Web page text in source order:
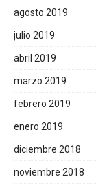
agosto 2019
julio 2019
abril 2019
marzo 2019
febrero 2019
enero 2019
diciembre 2018
noviembre 2018